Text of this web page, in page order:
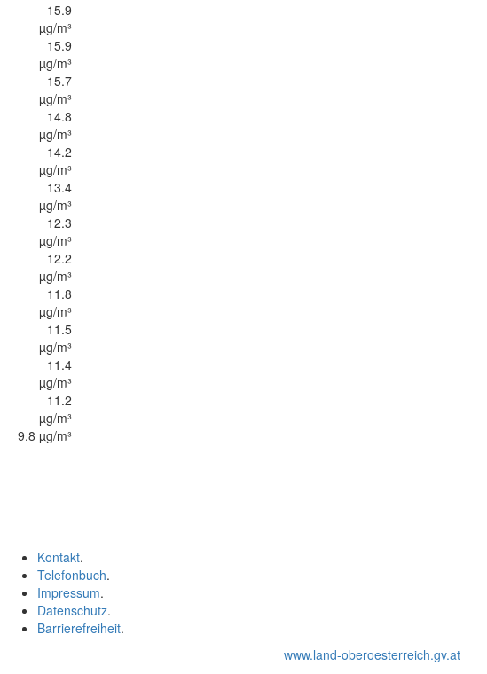
15.9
µg/m³
15.9
µg/m³
15.7
µg/m³
14.8
µg/m³
14.2
µg/m³
13.4
µg/m³
12.3
µg/m³
12.2
µg/m³
11.8
µg/m³
11.5
µg/m³
11.4
µg/m³
11.2
µg/m³
9.8 µg/m³
Kontakt.
Telefonbuch.
Impressum.
Datenschutz.
Barrierefreiheit.
www.land-oberoesterreich.gv.at